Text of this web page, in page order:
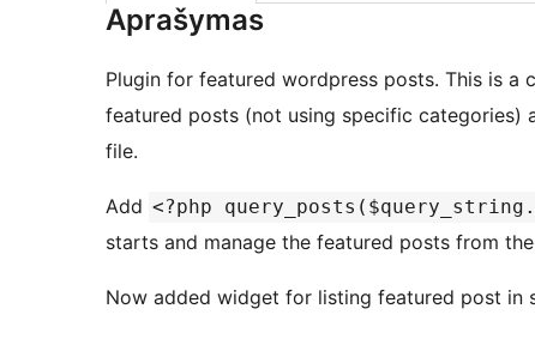
Aprašymas
Plugin for featured wordpress posts. This is
featured posts (not using specific categories)
file.
Add <?php
starts and manage the featured posts from
Now added widget for listing featured post in